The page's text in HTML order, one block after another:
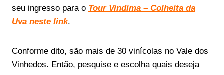
seu ingresso para o Tour Vindima – Colheita da
Uva neste link.
Conforme dito, são mais de 30 vinícolas no Vale dos
Vinhedos. Então, pesquise e escolha quais deseja